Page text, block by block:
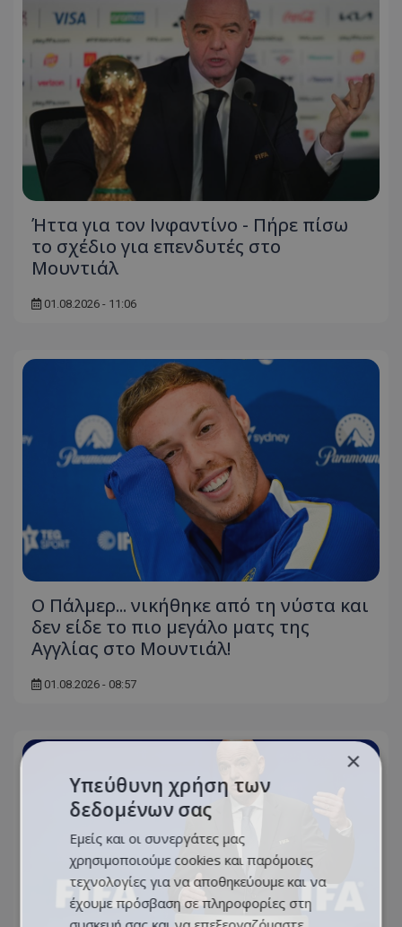
Ήττα για τον Ινφαντίνο - Πήρε πίσω
το σχέδιο για επενδυτές στο
Μουντιάλ
01.08.2026 - 11:06
Ο Πάλμερ... νικήθηκε από τη νύστα και
δεν είδε το πιο μεγάλο ματς της
Αγγλίας στο Μουντιάλ!
01.08.2026 - 08:57
×
Υπεύθυνη χρήση των
δεδομένων σας
Εμείς και οι συνεργάτες μας
χρησιμοποιούμε cookies και παρόμοιες
τεχνολογίες για να αποθηκεύουμε και να
έχουμε πρόσβαση σε πληροφορίες στη